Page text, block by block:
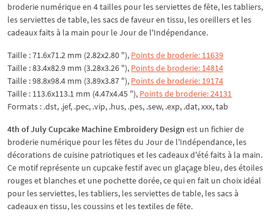
broderie numérique en 4 tailles pour les serviettes de fête, les tabliers,
les serviettes de table, les sacs de faveur en tissu, les oreillers et les
cadeaux faits à la main pour le Jour de l'Indépendance.
Taille : 71.6x71.2 mm (2.82x2.80 "), Points de broderie: 11639
Taille : 83.4x82.9 mm (3.28x3.26 "), Points de broderie: 14814
Taille : 98.8x98.4 mm (3.89x3.87 "), Points de broderie: 19174
Taille : 113.6x113.1 mm (4.47x4.45 "), Points de broderie: 24131
Formats : .dst, .jef, .pec, .vip, .hus, .pes, .sew, .exp, .dat, xxx, tab
4th of July Cupcake Machine Embroidery Design est un fichier de
broderie numérique pour les fêtes du Jour de l'Indépendance, les
décorations de cuisine patriotiques et les cadeaux d'été faits à la main.
Ce motif représente un cupcake festif avec un glaçage bleu, des étoiles
rouges et blanches et une pochette dorée, ce qui en fait un choix idéal
pour les serviettes, les tabliers, les serviettes de table, les sacs à
cadeaux en tissu, les coussins et les textiles de fête.